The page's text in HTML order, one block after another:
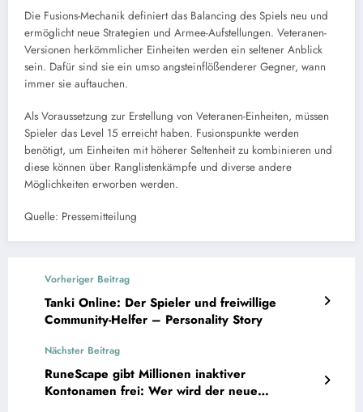
Die Fusions-Mechanik definiert das Balancing des Spiels neu und
ermöglicht neue Strategien und Armee-Aufstellungen. Veteranen-
Versionen herkömmlicher Einheiten werden ein seltener Anblick
sein. Dafür sind sie ein umso angsteinflößenderer Gegner, wann
immer sie auftauchen.
Als Voraussetzung zur Erstellung von Veteranen-Einheiten, müssen
Spieler das Level 15 erreicht haben. Fusionspunkte werden
benötigt, um Einheiten mit höherer Seltenheit zu kombinieren und
diese können über Ranglistenkämpfe und diverse andere
Möglichkeiten erworben werden.
Quelle: Pressemitteilung
Vorheriger Beitrag
Tanki Online: Der Spieler und freiwillige
Community-Helfer – Personality Story
Nächster Beitrag
RuneScape gibt Millionen inaktiver
Kontonamen frei: Wer wird der neue